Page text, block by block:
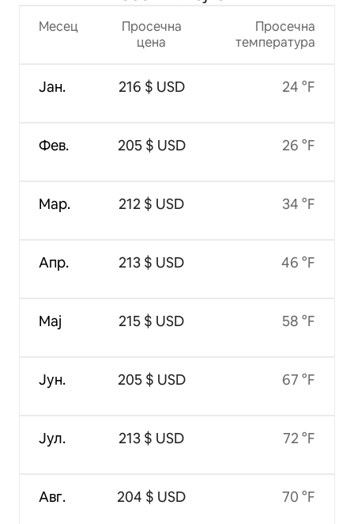
Месец
Јан.
Фев.
Мар.
Апр.
Мај
Јун.
Јул.
Авг.
Просечна
цена
216 $ USD
205 $ USD
212 $ USD
213 $ USD
215 $ USD
205 $ USD
213 $ USD
204 $ USD
Просечна
температура
24 °F
26 °F
34 °F
46 °F
58 °F
67 °F
72 °F
70 °F